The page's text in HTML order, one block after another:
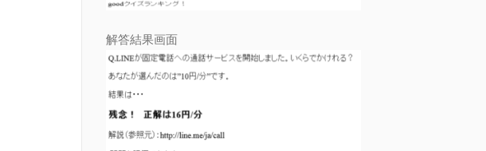
解答結果画面